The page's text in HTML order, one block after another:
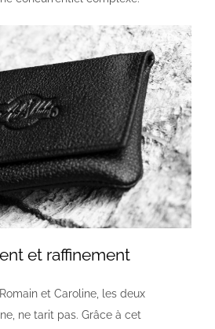
et raffinement
et Caroline, les deux
ne tarit pas. Grâce à cet